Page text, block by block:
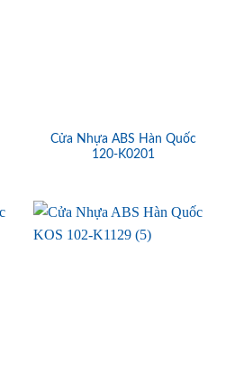
Cửa Nhựa ABS Hàn Quốc
120-K0201